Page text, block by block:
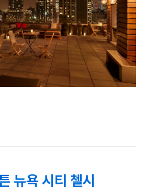
뉴욕 시티 첼시